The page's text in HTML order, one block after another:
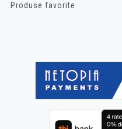
Produse favorite